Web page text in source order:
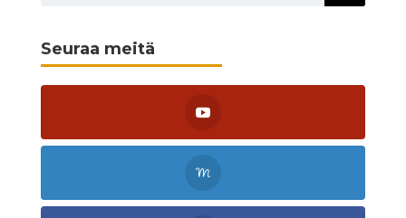
Seuraa meitä